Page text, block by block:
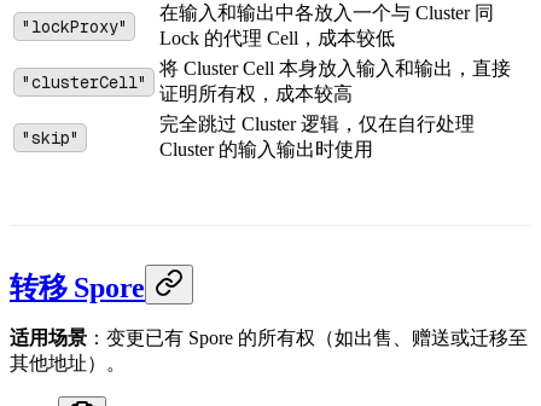
"lockProxy"
在输入和输出中各放入一个与 Cluster 同
Lock 的代理 Cell，成本较低
"clusterCell"
将 Cluster Cell 本身放入输入和输出，直接
证明所有权，成本较高
"skip"
完全跳过 Cluster 逻辑，仅在自行处理
Cluster 的输入输出时使用
转移 Spore
适用场景 ：变更已有 Spore 的所有权（如出售、赠送或迁移至
其他地址）。